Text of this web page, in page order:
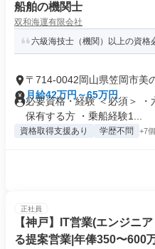
船舶の機関士
双和海運有限会社
六級海技士（機関）以上の資格
〒714-0042岡山県笠岡市美
月給42万円～65万円
必要資格・経験 ＜必須＞
保有する方 ・乗船経験1...
資格取得支援あり 学歴不問 +7個
正社員
【神戸】IT営業(エンジニ
る提案営業|年俸350〜600